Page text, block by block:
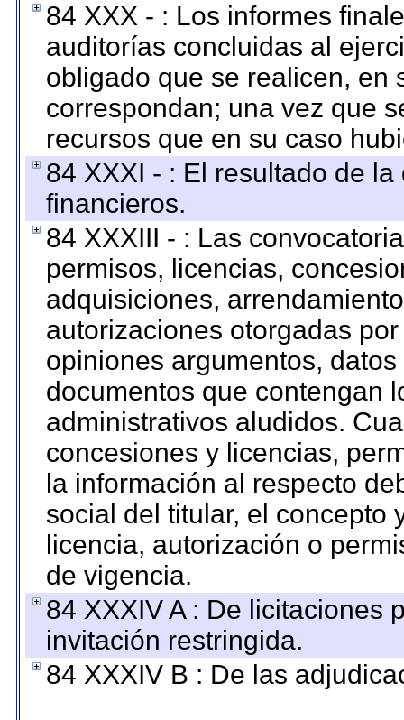
84 XXX - : Los informes
auditorías concluidas al
obligado que se realicen, en
correspondan; una vez que
recursos que en su caso
84 XXXI - : El resultado de
financieros.
84 XXXIII - : Las
permisos, licencias,
adquisiciones,
autorizaciones otorgadas
opiniones argumentos,
documentos que contengan
administrativos aludidos.
concesiones y licencias,
la información al respecto
social del titular, el concepto
licencia, autorización o
de vigencia.
84 XXXIV A : De licitaciones
invitación restringida.
84 XXXIV B : De las